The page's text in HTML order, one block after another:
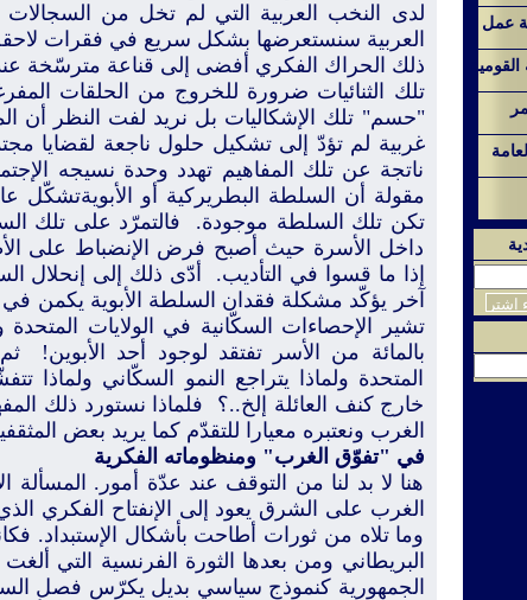
عمل
لدى النخب العربية التي لم تخل من السجالات
العربية سنستعرضها بشكل سريع في فقرات
ذلك الحراك الفكري أفضى إلى قناعة مترسّخة
تلك الثنائيات ضرورة للخروج من الحلقات
"حسم" تلك الإشكاليات بل نريد لفت النظر أن
غربية لم تؤدّ إلى تشكيل حلول ناجعة لقضايا
ناتجة عن تلك المفاهيم تهدد وحدة نسيجه
مقولة أن السلطة البطريركية أو الأبويةتشكّل
تكن تلك السلطة موجودة. فالتمرّد على تلك
داخل الأسرة حيث أصبح فرض الإنضباط على
إذا ما قسوا في التأديب. أدّى ذلك إلى إنحلال
آخر يؤكّد مشكلة فقدان السلطة الأبوية يكمن
بالمائة من الأسر تفتقد لوجود أحد الأبوين!
المتحدة ولماذا يتراجع النمو السكّاني ولماذا
خارج كنف العائلة إلخ..؟ فلماذا نستورد ذلك
الغرب ونعتبره معيارا للتقدّم كما يريد بعض
في "تفوّق الغرب" ومنظوماته الفكرية
هنا لا بد لنا من التوقف عند عدّة أمور.
الغرب على الشرق يعود إلى الإنفتاح الفكري
وما تلاه من ثورات أطاحت بأشكال الإستبداد.
البريطاني ومن بعدها الثورة الفرنسية التي
الجمهورية كنموذج سياسي بديل يكرّس فصل